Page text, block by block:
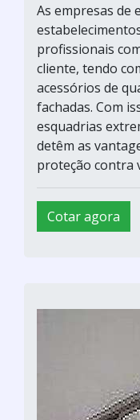
As empresas de
profissionais
cliente, tendo
acessórios de
fachadas. Com
esquadrias
detêm as
proteção contra
Cotar agora